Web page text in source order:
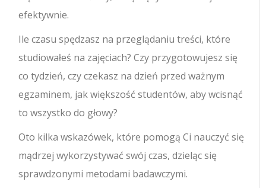
efektywnie.
Ile czasu spędzasz na przeglądaniu treści, które
studiowałeś na zajęciach? Czy przygotowujesz się
co tydzień, czy czekasz na dzień przed ważnym
egzaminem, jak większość studentów, aby wcisnąć
to wszystko do głowy?
Oto kilka wskazówek, które pomogą Ci nauczyć się
mądrzej wykorzystywać swój czas, dzieląc się
sprawdzonymi metodami badawczymi.